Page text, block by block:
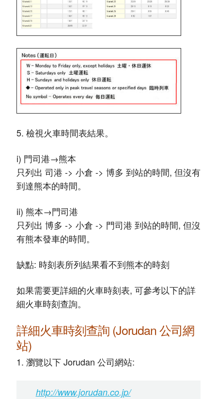
5. 檢視火車時間表結果。
i) 門司港→熊本
只列出 司港 -> 小倉 -> 博多 到站的時間, 但沒有
到達熊本的時間。
ii) 熊本→門司港
只列出 博多 -> 小倉 -> 門司港 到站的時間, 但沒
有熊本發車的時間。
缺點: 時刻表所列結果看不到熊本的時刻
如果需要更詳細的火車時刻表, 可參考以下的詳
細火車時刻查詢。
詳細火車時刻查詢 (Jorudan 公司網
站)
1. 瀏覽以下 Jorudan 公司網站:
http://www.jorudan.co.jp/